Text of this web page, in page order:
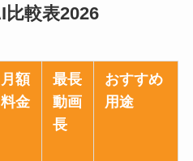
較表2026
月額
料金
最長
動画
長
おすすめ
用途